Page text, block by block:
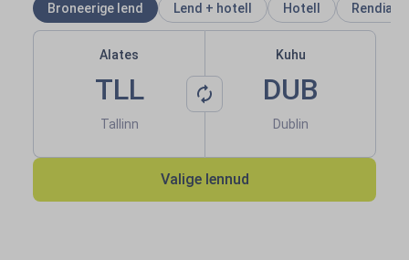
Broneerige lend Lend + hotell Hotell
Alates
TLL
Tallinn
Kuhu
DUB
Dublin
Valige lennud